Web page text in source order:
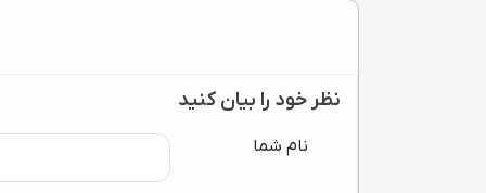
نظر خود را بیان کنید
نام شما